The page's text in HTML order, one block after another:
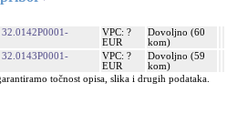
VPC: ?
EUR
Dovoljno (60
kom)
VPC: ?
EUR
Dovoljno (59
kom)
točnost opisa, slika i drugih podataka.